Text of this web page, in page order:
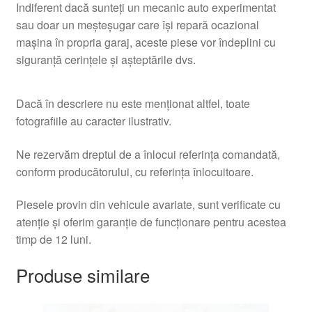
Indiferent dacă sunteți un mecanic auto experimentat
sau doar un meșteșugar care își repară ocazional
mașina în propria garaj, aceste piese vor îndeplini cu
siguranță cerințele și așteptările dvs.
Dacă în descriere nu este menționat altfel, toate
fotografiile au caracter ilustrativ.
Ne rezervăm dreptul de a înlocui referința comandată,
conform producătorului, cu referința înlocuitoare.
Piesele provin din vehicule avariate, sunt verificate cu
atenție și oferim garanție de funcționare pentru acestea
timp de 12 luni.
Produse similare